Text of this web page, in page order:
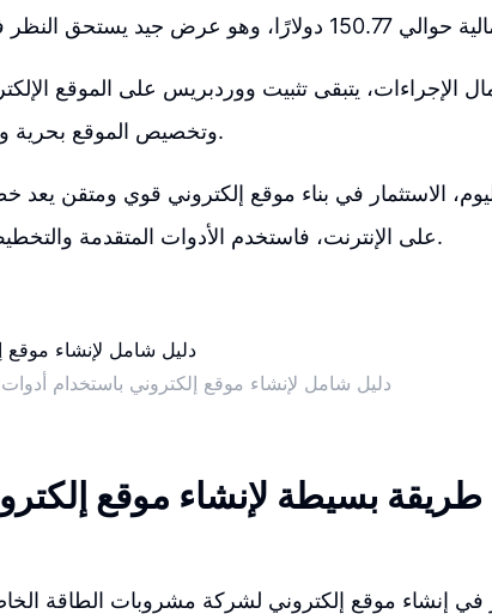
الإجراءات، يتبقى تثبيت ووردبريس على الموقع
وتخصيص الموقع بحرية وفق احتياجاتك ورؤيتك الخاصة.
الاستثمار في بناء موقع إلكتروني قوي ومتقن
على الإنترنت، فاستخدم الأدوات المتقدمة والتخطيط الجيد لتحقيق أهدافك بنجاح.
دليل شامل لإنشاء موقع إلكتروني باستخدام
طريقة بسيطة لإنشاء موقع
في إنشاء موقع إلكتروني لشركة مشروبات الطاقة